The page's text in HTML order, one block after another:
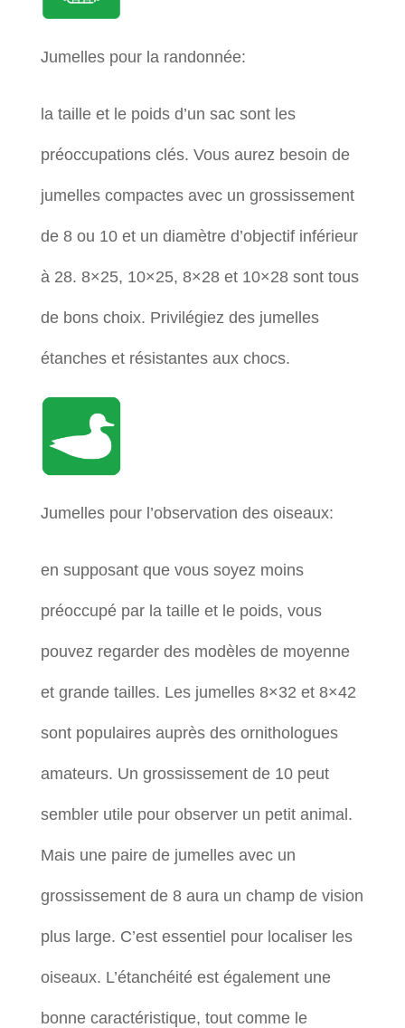
Jumelles pour la randonnée:
la taille et le poids d’un sac sont les
préoccupations clés. Vous aurez besoin de
jumelles compactes avec un grossissement
de 8 ou 10 et un diamètre d’objectif inférieur
à 28. 8×25, 10×25, 8×28 et 10×28 sont tous
de bons choix. Privilégiez des jumelles
étanches et résistantes aux chocs.
Jumelles pour l’observation des oiseaux:
en supposant que vous soyez moins
préoccupé par la taille et le poids, vous
pouvez regarder des modèles de moyenne
et grande tailles. Les jumelles 8×32 et 8×42
sont populaires auprès des ornithologues
amateurs. Un grossissement de 10 peut
sembler utile pour observer un petit animal.
Mais une paire de jumelles avec un
grossissement de 8 aura un champ de vision
plus large. C’est essentiel pour localiser les
oiseaux. L’étanchéité est également une
bonne caractéristique, tout comme le